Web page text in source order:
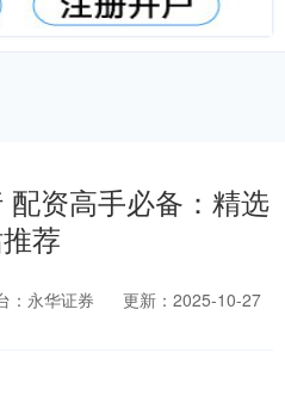
配资高手必备：精选
荐
：永华证券
更新：2025-10-27